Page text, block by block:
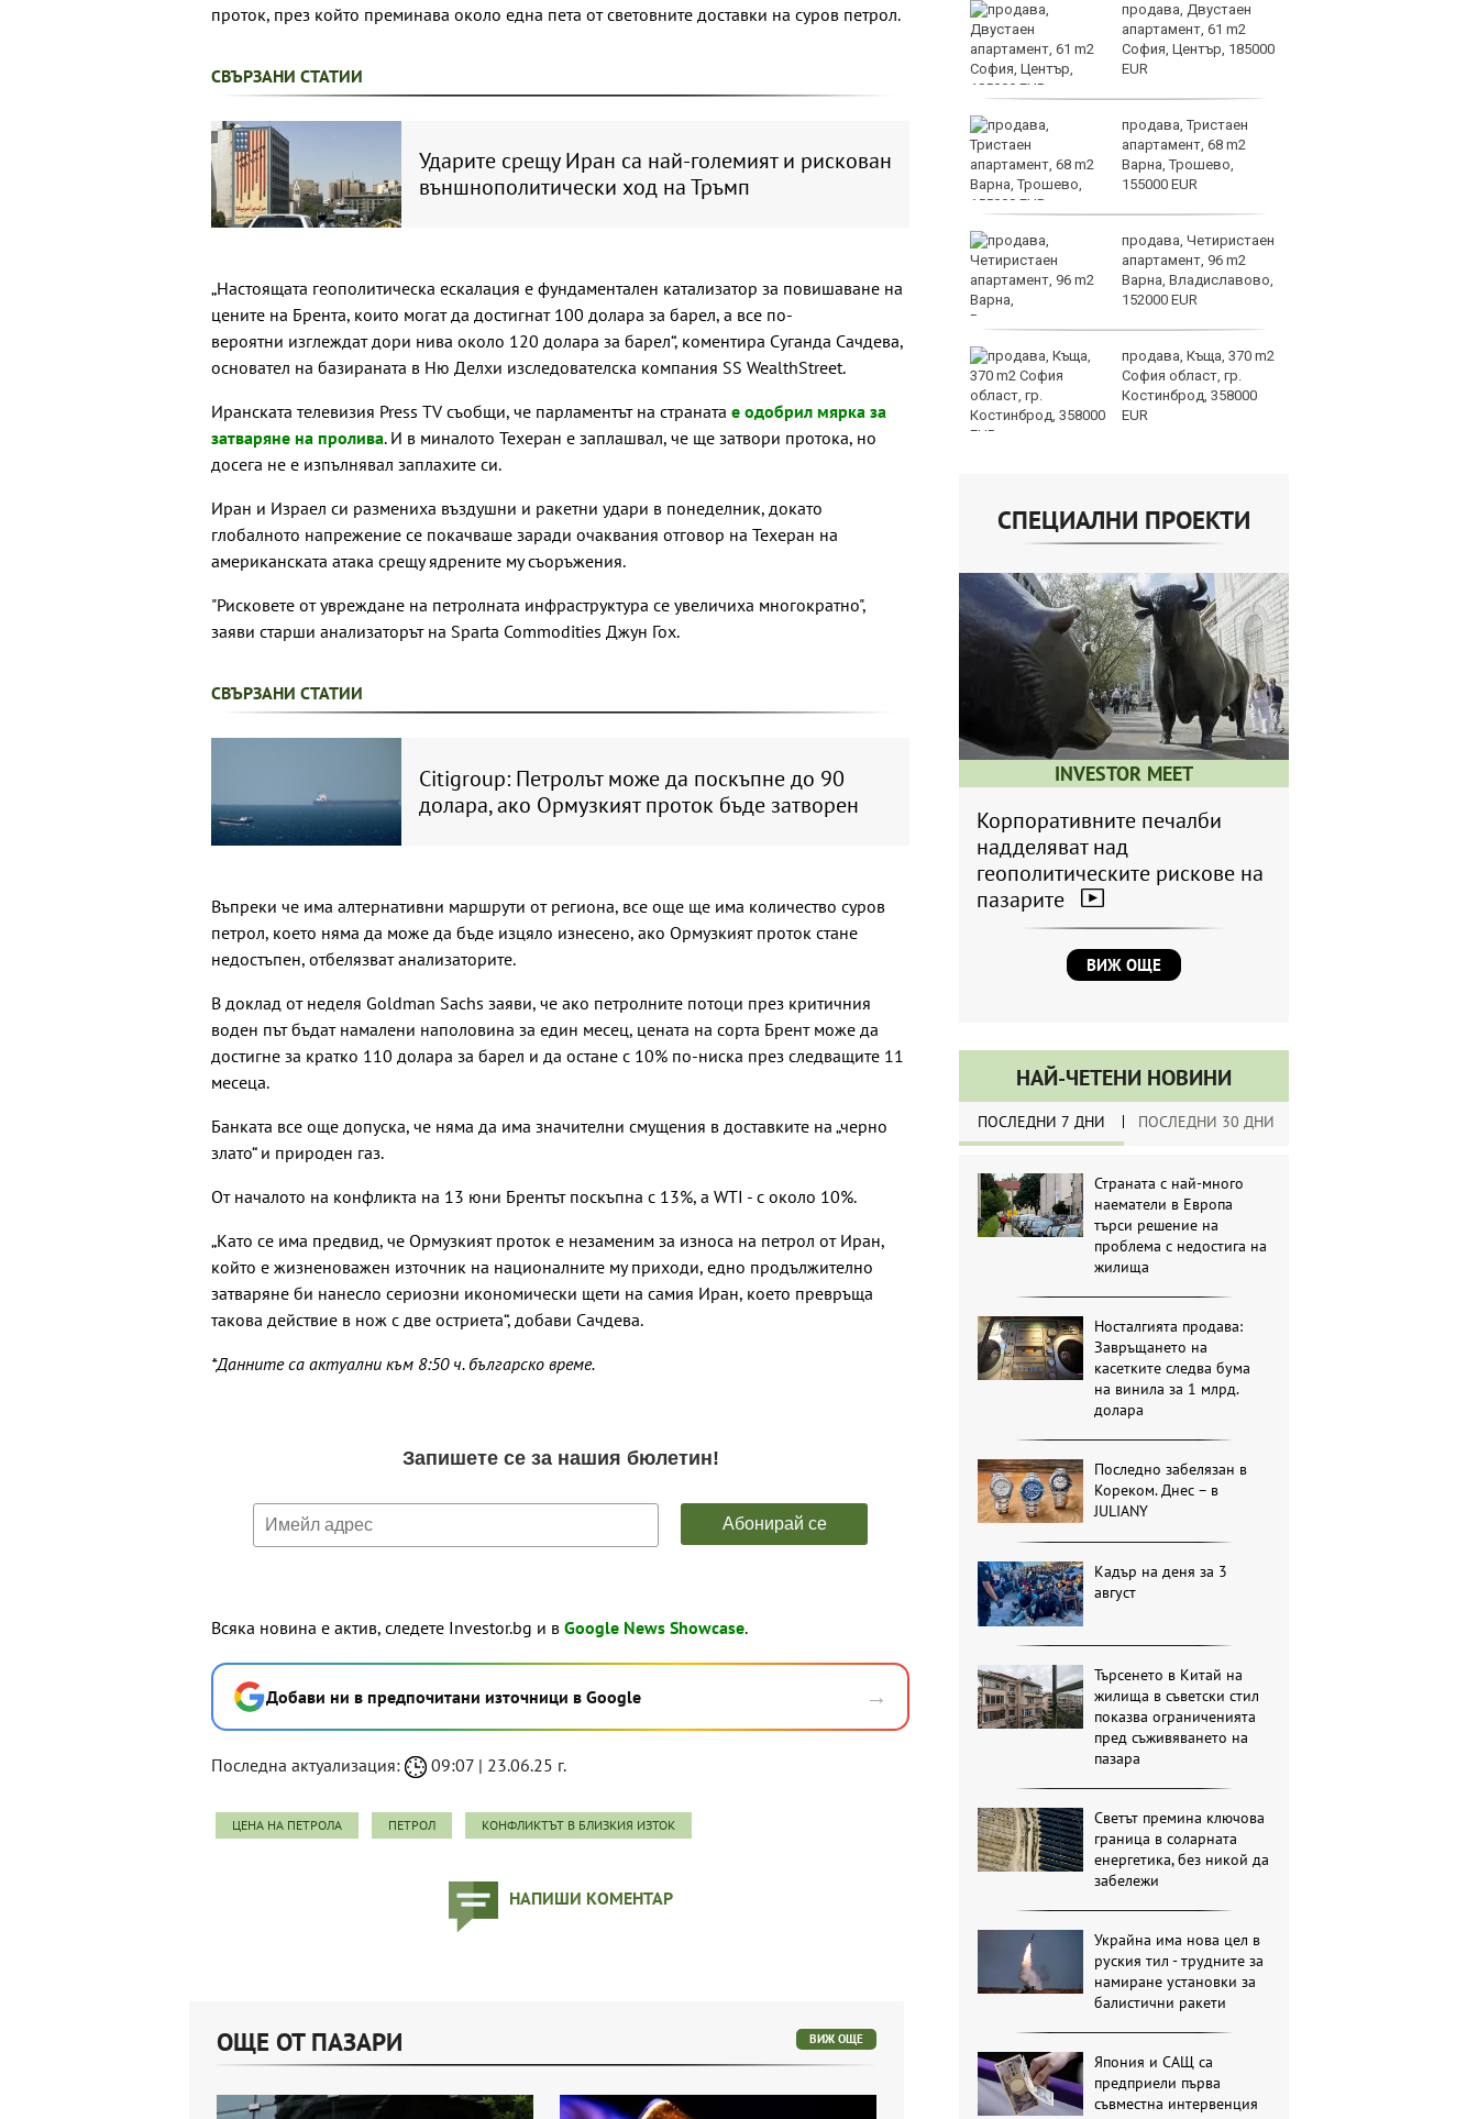
проток, през който преминава около една пета от световните доставки на суров петрол.
СВЪРЗАНИ СТАТИИ
Ударите срещу Иран са най-големият и рискован
външнополитически ход на Тръмп
„Настоящата геополитическа ескалация е фундаментален катализатор за повишаване на
цените на Брента, които могат да достигнат 100 долара за барел, а все по-
вероятни изглеждат дори нива около 120 долара за барел“, коментира Суганда Сачдева,
основател на базираната в Ню Делхи изследователска компания SS WealthStreet.
Иранската телевизия Press TV съобщи, че парламентът на страната е одобрил мярка за
затваряне на пролива. И в миналото Техеран е заплашвал, че ще затвори протока, но
досега не е изпълнявал заплахите си.
Иран и Израел си размениха въздушни и ракетни удари в понеделник, докато
глобалното напрежение се покачваше заради очаквания отговор на Техеран на
американската атака срещу ядрените му съоръжения.
"Рисковете от увреждане на петролната инфраструктура се увеличиха многократно",
заяви старши анализаторът на Sparta Commodities Джун Гох.
СВЪРЗАНИ СТАТИИ
Citigroup: Петролът може да поскъпне до 90
долара, ако Ормузкият проток бъде затворен
Въпреки че има алтернативни маршрути от региона, все още ще има количество суров
петрол, което няма да може да бъде изцяло изнесено, ако Ормузкият проток стане
недостъпен, отбелязват анализаторите.
В доклад от неделя Goldman Sachs заяви, че ако петролните потоци през критичния
воден път бъдат намалени наполовина за един месец, цената на сорта Брент може да
достигне за кратко 110 долара за барел и да остане с 10% по-ниска през следващите 11
месеца.
Банката все още допуска, че няма да има значителни смущения в доставките на „черно
злато“ и природен газ.
От началото на конфликта на 13 юни Брентът поскъпна с 13%, а WTI - с около 10%.
„Като се има предвид, че Ормузкият проток е незаменим за износа на петрол от Иран,
който е жизненоважен източник на националните му приходи, едно продължително
затваряне би нанесло сериозни икономически щети на самия Иран, което превръща
такова действие в нож с две остриета“, добави Сачдева.
*Данните са актуални към 8:50 ч. българско време.
Всяка новина е актив, следете Investor.bg и в Google News Showcase.
Добави ни в предпочитани източници в Google →
Последна актуализация: 09:07 | 23.06.25 г.
ЦЕНА НА ПЕТРОЛА ПЕТРОЛ КОНФЛИКТЪТ В БЛИЗКИЯ ИЗТОК
НАПИШИ КОМЕНТАР
Организират редица
инициативи за
книжка, бе осъден във
Пускат нови 66
спътника в ниска
продава, Двустаен
апартамент, 61 m2
София, Център, 185000
EUR
продава, Тристаен
апартамент, 68 m2
Варна, Трошево,
155000 EUR
продава, Четиристаен
апартамент, 96 m2
Варна, Владиславово,
152000 EUR
продава, Къща, 370 m2
София област, гр.
Костинброд, 358000
EUR
СПЕЦИАЛНИ ПРОЕКТИ
INVESTOR MEET
Корпоративните печалби
надделяват над
геополитическите рискове на
пазарите
ВИЖ ОЩЕ
НАЙ-ЧЕТЕНИ НОВИНИ
ПОСЛЕДНИ 7 ДНИ ПОСЛЕДНИ 30 ДНИ
Страната с най-много
наематели в Европа
търси решение на
проблема с недостига на
жилища
Носталгията продава:
Завръщането на
касетките следва бума
на винила за 1 млрд.
долара
Последно забелязан в
Кореком. Днес – в
JULIANY
Кадър на деня за 3
август
Търсенето в Китай на
жилища в съветски стил
показва ограниченията
пред съживяването на
пазара
Светът премина ключова
граница в соларната
енергетика, без никой да
забележи
Украйна има нова цел в
руския тил - трудните за
намиране установки за
балистични ракети
Япония и САЩ са
предприели първа
съвместна интервенция
ОЩЕ ОТ ПАЗАРИ ВИЖ ОЩЕ